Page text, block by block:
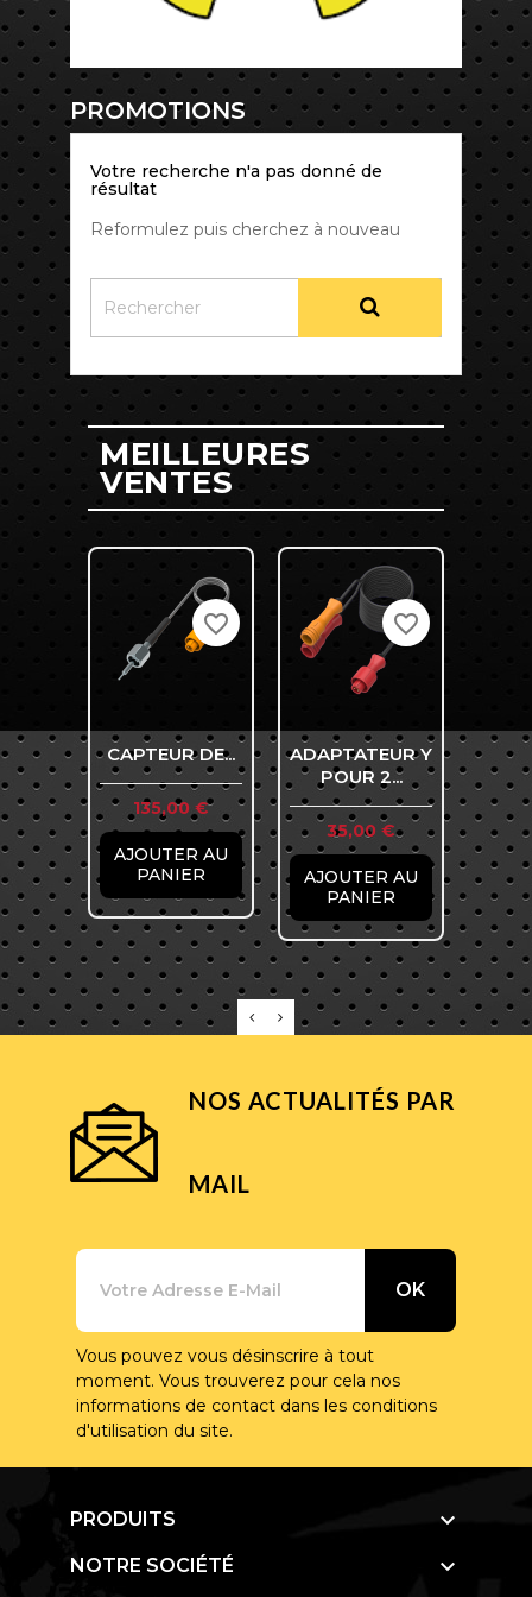
PROMOTIONS
Votre recherche n'a pas donné de
résultat
Reformulez puis cherchez à nouveau
MEILLEURES
VENTES
CAPTEUR DE...
Prix
135,00 €
AJOUTER AU
PANIER
favorite_border
ADAPTATEUR Y
POUR 2...
Prix
35,00 €
AJOUTER AU
PANIER
favorite_border
NOS ACTUALITÉS PAR
MAIL
Vous pouvez vous désinscrire à tout
moment. Vous trouverez pour cela nos
informations de contact dans les conditions
d'utilisation du site.
PRODUITS 
NOTRE SOCIÉTÉ 